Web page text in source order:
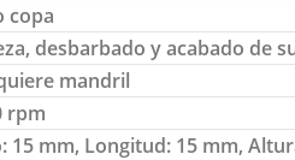
copa
desbarbado y acabado de
mandril
rpm
15 mm, Longitud: 15 mm,